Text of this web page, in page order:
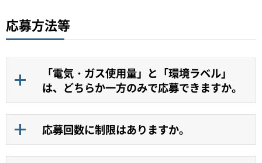
応募方法等
「電気・ガス使用量」と「環境ラベル」
は、どちらか一方のみで応募できますか。
応募回数に制限はありますか。